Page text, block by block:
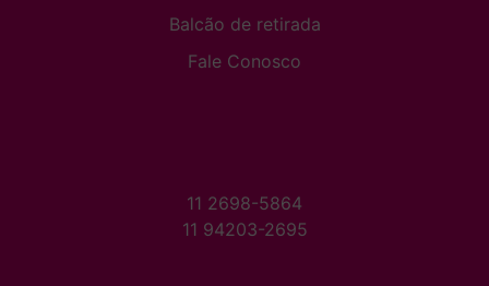
Balcão de retirada
Fale Conosco
11 2698-5864
11 94203-2695